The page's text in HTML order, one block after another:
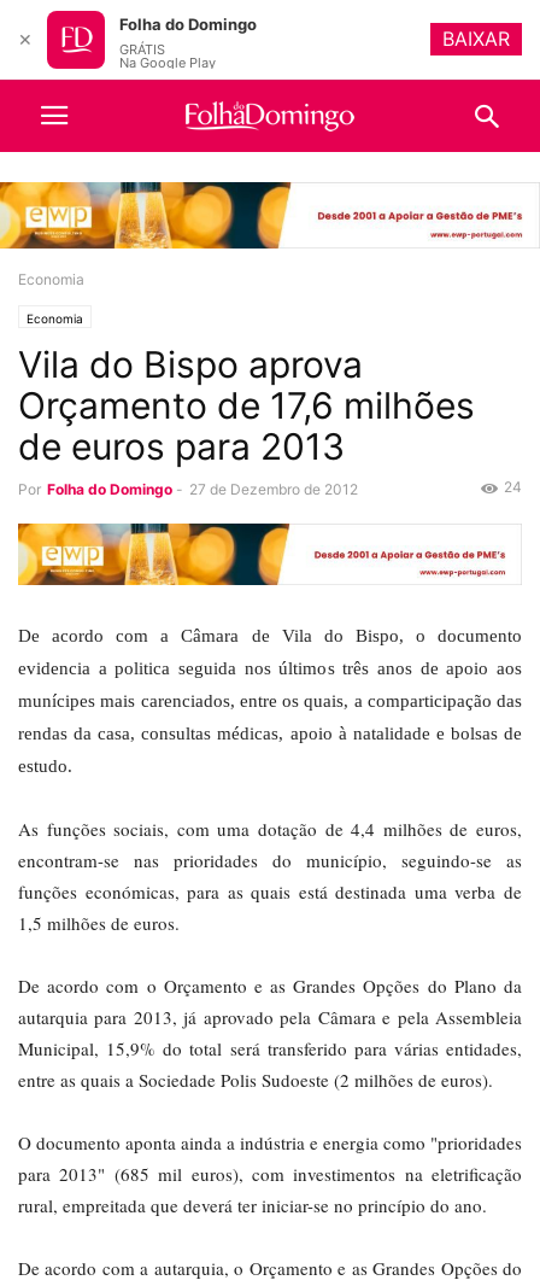
Economia
Economia
Vila do Bispo aprova
Orçamento de 17,6 milhões
de euros para 2013
Por Folha do Domingo - 27 de Dezembro de 2012 24
De acordo com a Câmara de Vila do Bispo, o documento
evidencia a politica seguida nos últimos três anos de apoio aos
munícipes mais carenciados, entre os quais, a comparticipação das
rendas da casa, consultas médicas, apoio à natalidade e bolsas de
estudo.
As funções sociais, com uma dotação de 4,4 milhões de euros,
encontram-se nas prioridades do município, seguindo-se as
funções económicas, para as quais está destinada uma verba de
1,5 milhões de euros.
De acordo com o Orçamento e as Grandes Opções do Plano da
autarquia para 2013, já aprovado pela Câmara e pela Assembleia
Municipal, 15,9% do total será transferido para várias entidades,
entre as quais a Sociedade Polis Sudoeste (2 milhões de euros).
O documento aponta ainda a indústria e energia como "prioridades
para 2013" (685 mil euros), com investimentos na eletrificação
rural, empreitada que deverá ter iniciar-se no princípio do ano.
De acordo com a autarquia, o Orçamento e as Grandes Opções do
✕
Folha do Domingo
GRÁTIS
Na Google Play
BAIXAR